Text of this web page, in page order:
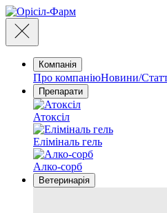
Компанія
Про компаніюНовини/
Препарати
Атоксіл
Еліміналь гель
Алко-сорб
Ветеринарія